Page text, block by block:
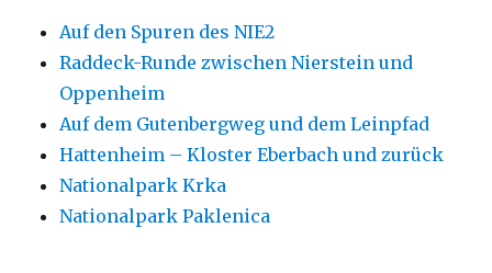
Auf den Spuren des NIE2
Raddeck-Runde zwischen Nierstein und
Oppenheim
Auf dem Gutenbergweg und dem Leinpfad
Hattenheim – Kloster Eberbach und zurück
Nationalpark Krka
Nationalpark Paklenica